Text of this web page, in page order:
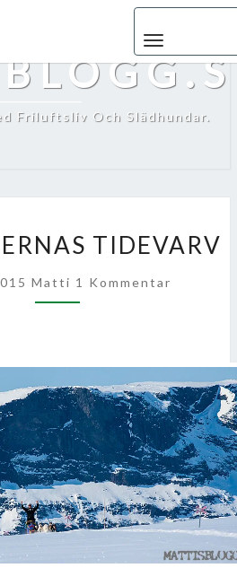
Friluftsliv Och Slädhundar.
TIDEVARVTIDEVARV
Matti Kommentarer
1 Kommentar